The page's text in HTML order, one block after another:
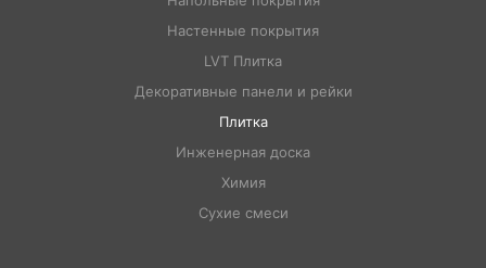
Настенные покрытия
LVT Плитка
Декоративные панели и рейки
Плитка
Инженерная доска
Химия
Сухие смеси